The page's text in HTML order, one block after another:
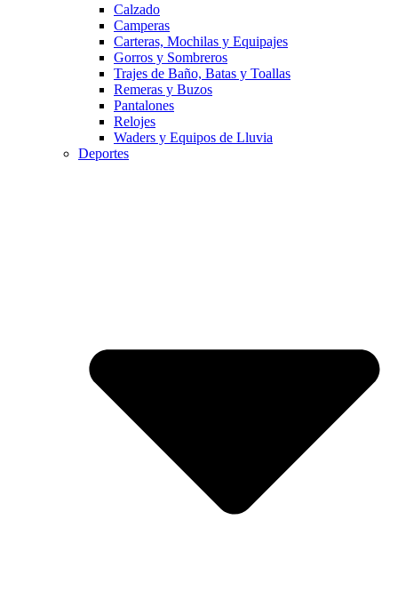
Calzado
Camperas
Carteras, Mochilas y Equipajes
Gorros y Sombreros
Trajes de Baño, Batas y Toallas
Remeras y Buzos
Pantalones
Relojes
Waders y Equipos de Lluvia
Deportes